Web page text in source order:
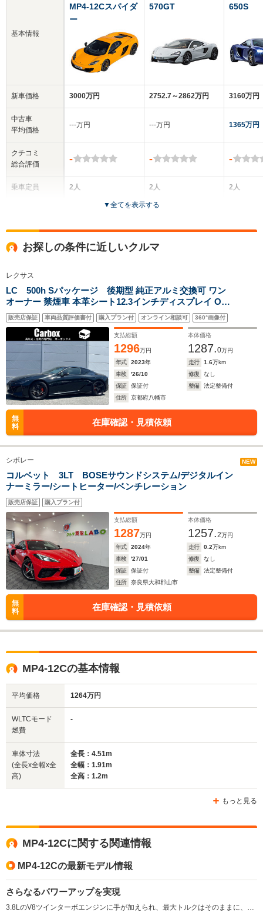
基本情報
新車価格
中古車
平均価格
クチコミ
総合評価
乗車定員
サイズ
WLTCモード
排気量
駆動方式
MP4-12Cスパイダ
ー
3000万円
‐‐‐万円
-
2人
全高
1.2m
全幅
-m
4.51m
ホイールベース
-m
-
3799cc
MR
570GT
2752.7～2862万円
‐‐‐万円
-
2人
3ドア
全幅
1.91m
4.53m
ホイールベース
-m
-
3799cc
MR
650S
3160万円
1365万円
-
2人
-
MR
▼全てを表示する
お探しの条件に近しいクルマ
レクサス
LC 500h Sパッケージ 後期型 純正アルミ交換可 ワン
オーナー 禁煙車 本革シート12.3インチディスプレイ OP
マークレビンソン TRD鍛造21インチ+エアロキット OPヘ
ッドアップディスプレイ OPオレンジキャリパー カーボ
ンルーフ
販売店保証 車両品質評価書付 購入プラン付 オンライン相談可 360°画像付
支払総額
1296万円
本体価格
1287.0万円
年式
2023年 走行 1.6万km
車検
'26/10 修復
なし
保証
保証付 整備
法定整備付
住所
京都府八幡市
無
料
在庫確認・見積依頼
シボレー NEW
コルベット 3LT BOSEサウンドシステム/デジタルイン
ナーミラー/シートヒーター/ベンチレーション
販売店保証 購入プラン付
支払総額
1287万円
本体価格
1257.2万円
年式
2024年 走行 0.2万km
車検
'27/01 修復
なし
保証
保証付 整備
法定整備付
住所
奈良県大和郡山市
無
料
在庫確認・見積依頼
MP4-12Cの基本情報
平均価格 1264万円
WLTCモード
燃費
-
車体寸法
(全長x全幅x全
高)
全長：4.51m
全幅：1.91m
全高：1.2m
もっと見る
MP4-12Cに関する関連情報
MP4-12Cの最新モデル情報
さらなるパワーアップを実現
3.8LのV8ツインターボエンジンに手が加えられ、最大トルクはそのままに、最高出力が従来型比＋25psの625psへと引き上げられた（2012.10）